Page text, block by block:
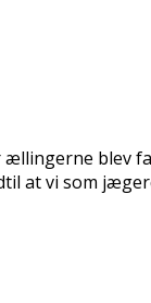
blev
at vi som